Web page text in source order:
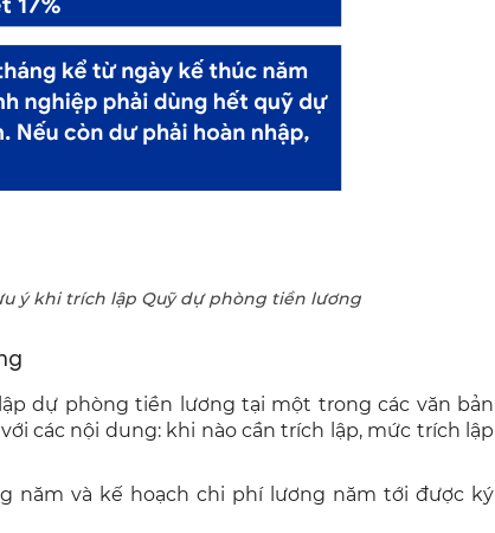
ý khi trích lập Quỹ dự phòng tiền lương
dự phòng tiền lương tại một trong các văn bản
các nội dung: khi nào cần trích lập, mức trích lập
năm và kế hoạch chi phí lương năm tới được ký